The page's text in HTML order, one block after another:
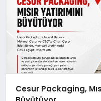
Cesur Packaging,